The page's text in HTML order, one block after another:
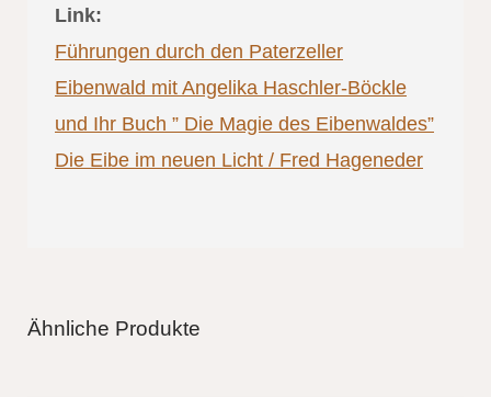
Link:
Führungen durch den Paterzeller
Eibenwald mit Angelika Haschler-Böckle
und Ihr Buch ” Die Magie des Eibenwaldes”
Die Eibe im neuen Licht / Fred Hageneder
Ähnliche Produkte